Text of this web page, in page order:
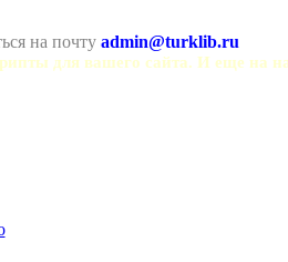
на почту admin@turklib.ru
для вашего сайта. И еще на